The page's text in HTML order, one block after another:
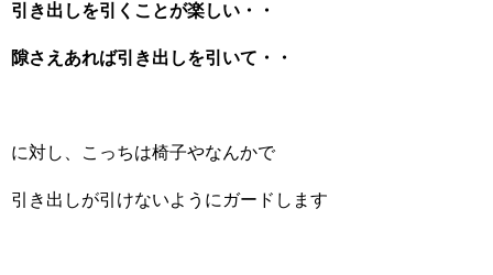
引き出しを引くことが楽しい・・
隙さえあれば引き出しを引いて・・
に対し、こっちは椅子やなんかで
引き出しが引けないようにガードします